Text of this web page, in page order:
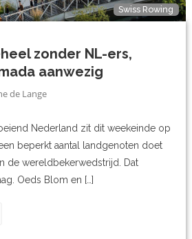
Swiss Rowing
zonder NL-ers,
aanwezig
de Lange
Nederland zit dit weekeinde op
beperkt aantal landgenoten doet
de wereldbekerwedstrijd. Dat
Oeds Blom en […]